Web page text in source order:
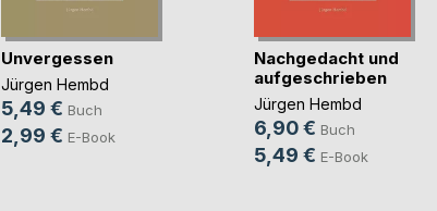
Unvergessen
Jürgen Hembd
5,49 € Buch
2,99 € E-Book
Nachgedacht und
aufgeschrieben
Jürgen Hembd
6,90 € Buch
5,49 € E-Book